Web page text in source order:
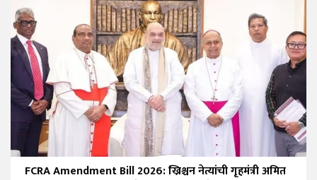
FCRA Amendment Bill 2026: ख्रिश्चन नेत्यांची गृहमंत्री अमित